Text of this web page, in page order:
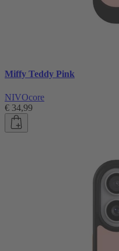
Miffy Teddy Pink
NIVOcore
€ 34,99